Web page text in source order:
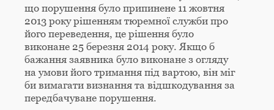
що порушення було припинене 11 жовтня
2013 року рішенням тюремної служби про
його переведення, це рішення було
виконане 25 березня 2014 року. Якщо б
бажання заявника було виконане з огляду
на умови його тримання під вартою, він міг
би вимагати визнання та відшкодування за
передбачуване порушення.